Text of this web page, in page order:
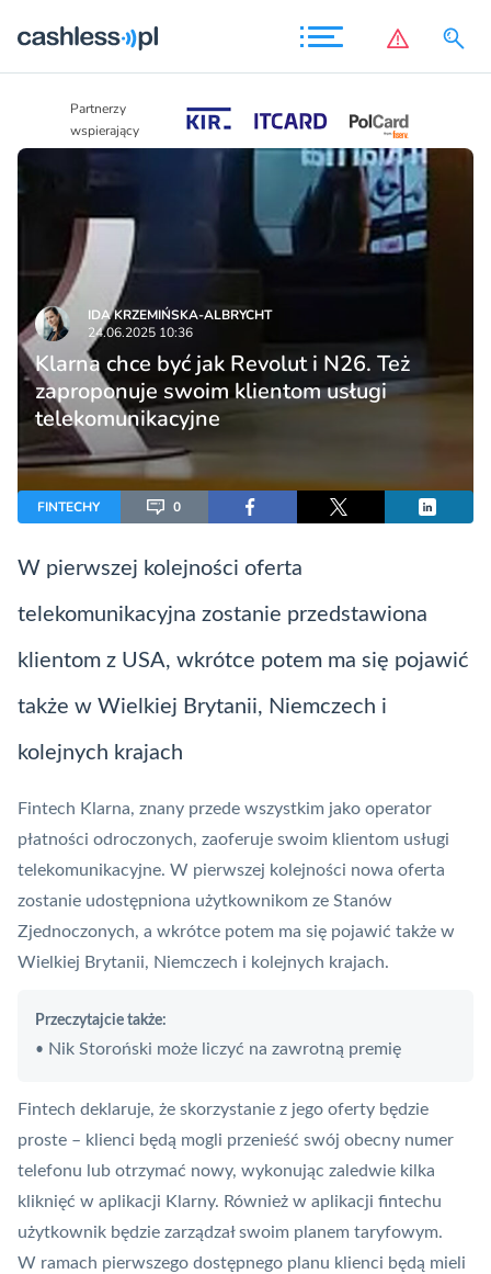
Partnerzy
wspierający
IDA KRZEMIŃSKA-ALBRYCHT
24.06.2025 10:36
Klarna chce być jak Revolut i N26. Też
zaproponuje swoim klientom usługi
telekomunikacyjne
FINTECHY 0
W pierwszej kolejności oferta
telekomunikacyjna zostanie przedstawiona
klientom z USA, wkrótce potem ma się pojawić
także w Wielkiej Brytanii, Niemczech i
kolejnych krajach
Fintech Klarna, znany przede wszystkim jako operator
płatności odroczonych, zaoferuje swoim klientom usługi
telekomunikacyjne. W pierwszej kolejności nowa oferta
zostanie udostępniona użytkownikom ze Stanów
Zjednoczonych, a wkrótce potem ma się pojawić także w
Wielkiej Brytanii, Niemczech i kolejnych krajach.
Przeczytajcie także:
• Nik Storoński może liczyć na zawrotną premię
Fintech deklaruje, że skorzystanie z jego oferty będzie
proste – klienci będą mogli przenieść swój obecny numer
telefonu lub otrzymać nowy, wykonując zaledwie kilka
kliknięć w aplikacji Klarny. Również w aplikacji fintechu
użytkownik będzie zarządzał swoim planem taryfowym.
W ramach pierwszego dostępnego planu klienci będą mieli